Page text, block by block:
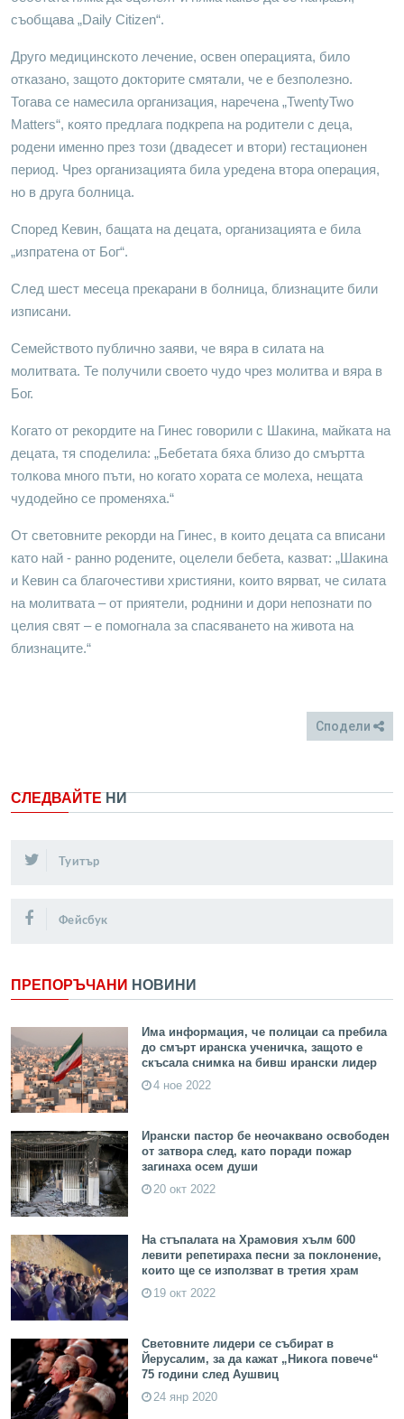
съобщава „Daily Citizen“.
Друго медицинското лечение, освен операцията, било
отказано, защото докторите смятали, че е безполезно.
Тогава се намесила организация, наречена „TwentyTwo
Matters“, която предлага подкрепа на родители с деца,
родени именно през този (двадесет и втори) гестационен
период. Чрез организацията била уредена втора операция,
но в друга болница.
Според Кевин, бащата на децата, организацията е била
„изпратена от Бог“.
След шест месеца прекарани в болница, близнаците били
изписани.
Семейството публично заяви, че вяра в силата на
молитвата. Те получили своето чудо чрез молитва и вяра в
Бог.
Когато от рекордите на Гинес говорили с Шакина, майката на
децата, тя споделила: „Бебетата бяха близо до смъртта
толкова много пъти, но когато хората се молеха, нещата
чудодейно се променяха.“
От световните рекорди на Гинес, в които децата са вписани
като най - ранно родените, оцелели бебета, казват: „Шакина
и Кевин са благочестиви християни, които вярват, че силата
на молитвата – от приятели, роднини и дори непознати по
целия свят – е помогнала за спасяването на живота на
близнаците.“
Сподели
СЛЕДВАЙТЕНИ
Туитър
Фейсбук
ПРЕПОРЪЧАНИ НОВИНИ
Има информация, че полицаи са пребила
до смърт иранска ученичка, защото е
скъсала снимка на бивш ирански лидер
4 ное 2022
Ирански пастор бе неочаквано освободен
от затвора след, като поради пожар
загинаха осем души
20 окт 2022
На стъпалата на Храмовия хълм 600
левити репетираха песни за поклонение,
които ще се използват в третия храм
19 окт 2022
Световните лидери се събират в
Йерусалим, за да кажат „Никога повече“
75 години след Аушвиц
24 янр 2020